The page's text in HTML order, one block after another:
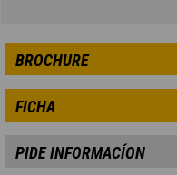
BROCHURE
FICHA
PIDE INFORMACÍON